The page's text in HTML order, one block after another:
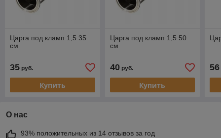
Царга под кламп 1,5 35
см
35 руб.
Купить
Царга под кламп 1,5 50
см
40руб.
Купить
56
О нас
93% положительных из 14 отзывов за год